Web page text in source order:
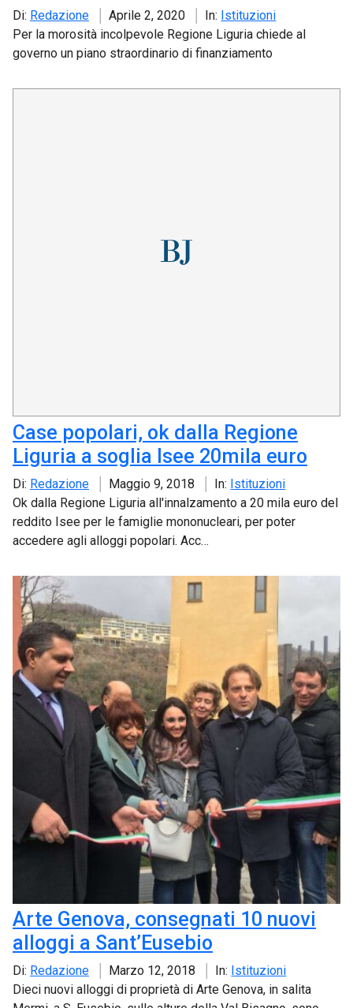
Di: Redazione Aprile 2, 2020 In: Istituzioni
Per la morosità incolpevole Regione Liguria chiede al
governo un piano straordinario di finanziamento
Case popolari, ok dalla Regione
Liguria a soglia Isee 20mila euro
Di: Redazione Maggio 9, 2018 In: Istituzioni
Ok dalla Regione Liguria all'innalzamento a 20 mila euro del
reddito Isee per le famiglie mononucleari, per poter
accedere agli alloggi popolari. Acc…
Arte Genova, consegnati 10 nuovi
alloggi a Sant’Eusebio
Di: Redazione Marzo 12, 2018 In: Istituzioni
Dieci nuovi alloggi di proprietà di Arte Genova, in salita